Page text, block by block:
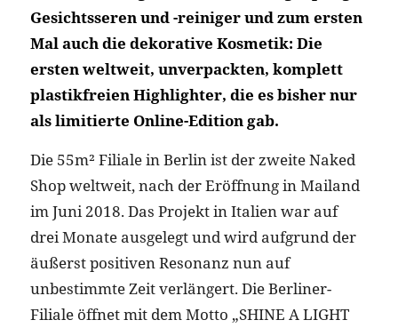
Gesichtsseren und -reiniger und zum ersten
Mal auch die dekorative Kosmetik: Die
ersten weltweit, unverpackten, komplett
plastikfreien Highlighter, die es bisher nur
als limitierte Online-Edition gab.
Die 55m² Filiale in Berlin ist der zweite Naked
Shop weltweit, nach der Eröffnung in Mailand
im Juni 2018. Das Projekt in Italien war auf
drei Monate ausgelegt und wird aufgrund der
äußerst positiven Resonanz nun auf
unbestimmte Zeit verlängert. Die Berliner-
Filiale öffnet mit dem Motto „SHINE A LIGHT